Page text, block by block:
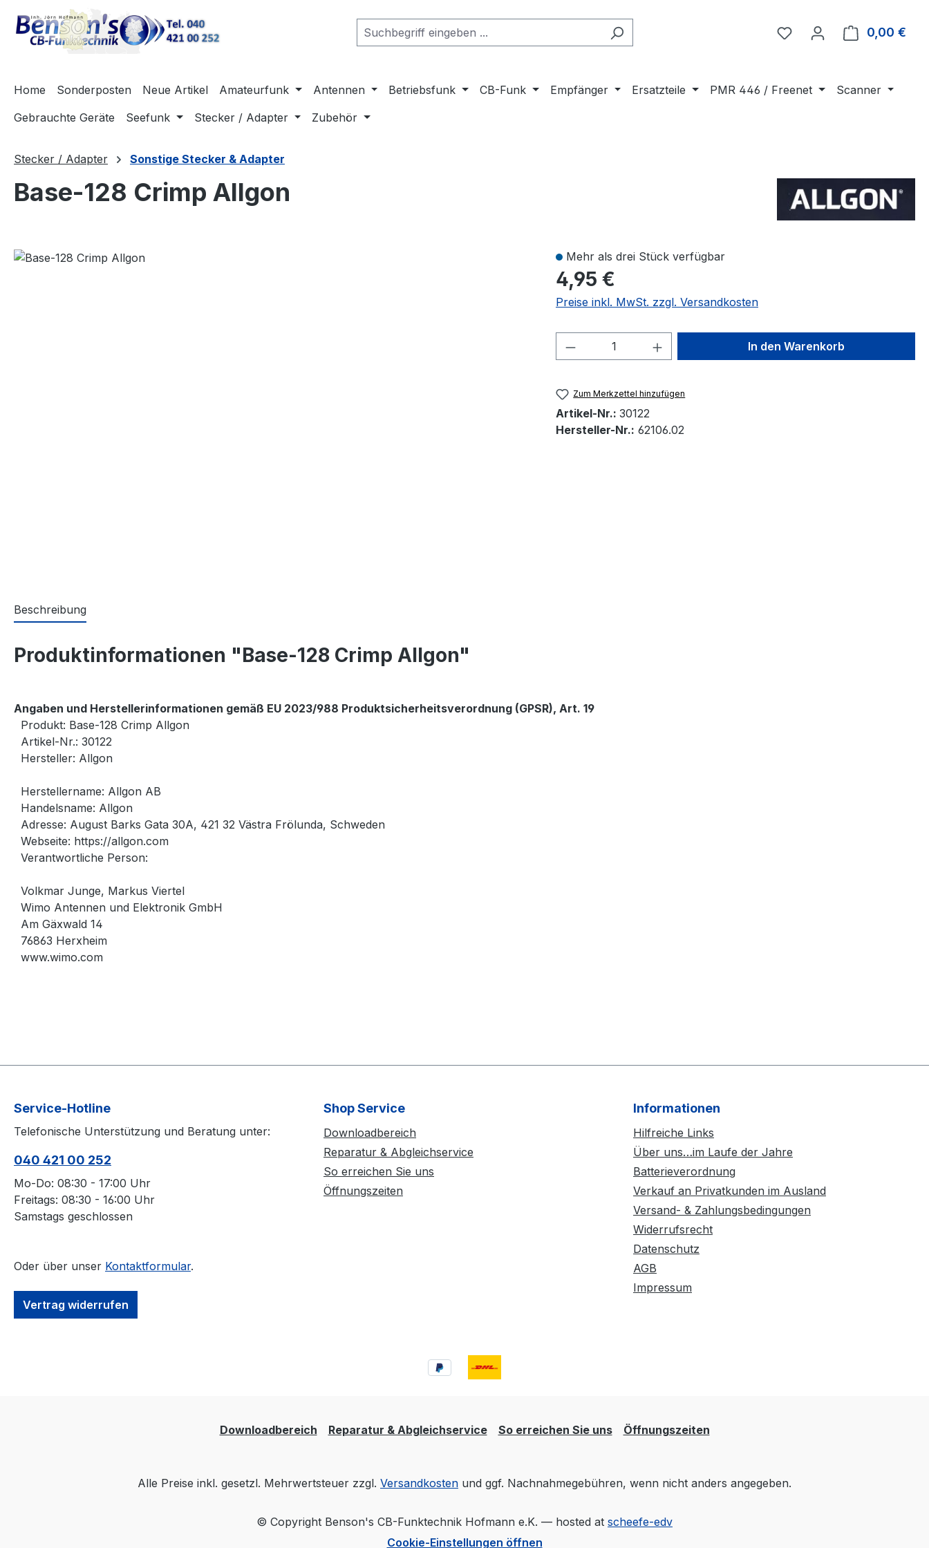
Hauptinhalt springen
Zur Suche springen
Zur Hauptnavigation springen
0,00 €
Home Sonderposten Neue Artikel Amateurfunk Antennen Betriebsfunk CB-Funk Empfänger Ersatzteile PMR 446 / Freenet
Scanner
Gebrauchte Geräte
Seefunk Stecker / Adapter Zubehör
Stecker / Adapter Sonstige Stecker & Adapter
Base-128 Crimp Allgon
Bildergalerie überspringen Mehr als drei Stück verfügbar
4,95 €
Preise inkl. MwSt. zzgl. Versandkosten
Produkt Anzahl: Gib den gewünschten Wert
In den Warenkorb
Zum Merkzettel hinzufügen
Artikel-Nr.: 30122
Hersteller-Nr.: 62106.02
Beschreibung
Produktinformationen "Base-128 Crimp Allgon"
Angaben und Herstellerinformationen gemäß EU 2023/988 Produktsicherheitsverordnung (GPSR), Art. 19
Produkt: Base-128 Crimp Allgon
Artikel-Nr.: 30122
Hersteller: Allgon
Herstellername: Allgon AB
Handelsname: Allgon
Adresse: August Barks Gata 30A, 421 32 Västra Frölunda, Schweden
Webseite: https://allgon.com
Verantwortliche Person:
Volkmar Junge, Markus Viertel
Wimo Antennen und Elektronik GmbH
Am Gäxwald 14
76863 Herxheim
www.wimo.com
Service-Hotline
Telefonische Unterstützung und Beratung unter:
040 421 00 252
Mo-Do: 08:30 - 17:00 Uhr
Freitags: 08:30 - 16:00 Uhr
Samstags geschlossen
Oder über unser Kontaktformular.
Vertrag widerrufen
Shop Service
Downloadbereich
Reparatur & Abgleichservice
So erreichen Sie uns
Öffnungszeiten
Informationen
Hilfreiche Links
Über uns…im Laufe der Jahre
Batterieverordnung
Verkauf an Privatkunden im Ausland
Versand- & Zahlungsbedingungen
Widerrufsrecht
Datenschutz
AGB
Impressum
Downloadbereich Reparatur & Abgleichservice So erreichen Sie uns Öffnungszeiten
Alle Preise inkl. gesetzl. Mehrwertsteuer zzgl. Versandkosten und ggf. Nachnahmegebühren, wenn nicht anders angegeben.
© Copyright Benson's CB-Funktechnik Hofmann e.K. — hosted at scheefe-edv
Cookie-Einstellungen öffnen